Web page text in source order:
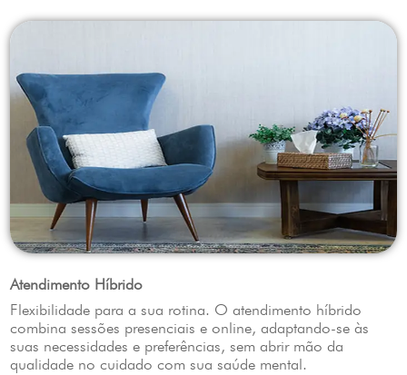
Atendimento Híbrido
Flexibilidade para a sua rotina. O atendimento híbrido
combina sessões presenciais e online, adaptando-se às
suas necessidades e preferências, sem abrir mão da
qualidade no cuidado com sua saúde mental.